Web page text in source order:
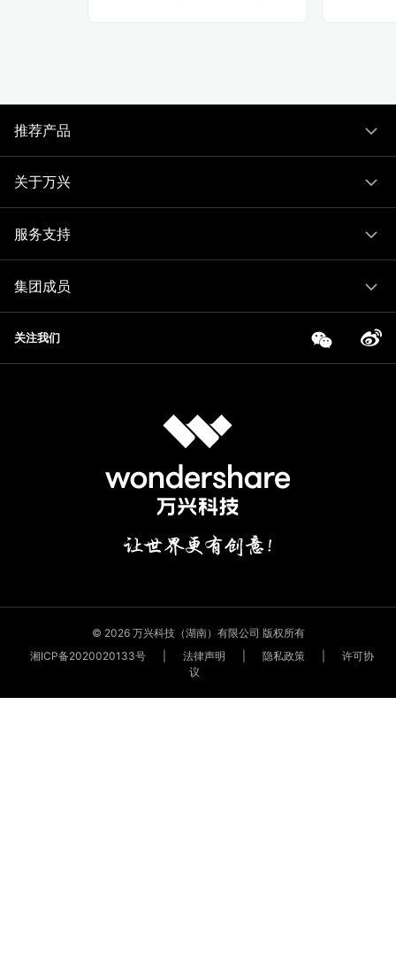
推荐产品
关于万兴
服务支持
集团成员
关注我们
© 2026 万兴科技（湖南）有限公司 版权所有
湘ICP备2020020133号
法律声明 隐私政策
许可协
议